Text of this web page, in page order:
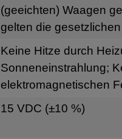
(geeichten) Waagen
gelten die
Keine Hitze durch
Sonneneinstrahlung;
elektromagnetischen
15 VDC (±10 %)